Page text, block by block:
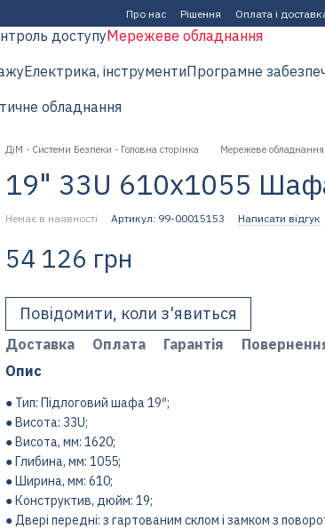
Про нас Рішення Оплата і
доступуМережеве обладнання
Електрика, інструментиПрограмне
обладнання
ДіМ - Системи Безпеки - Головна сторінка Мережеве обладнання
19" 33U 610х1055
Немає в наявності Артикул: 99-00015153 Написати відгук
54 126 грн
Повідомити, коли з'явиться
Доставка Оплата Гарантія
Опис
● Тип: Підлоговий шафа 19″;
● Висота: 33U;
● Висота, мм: 1620;
● Глибина, мм: 1055;
● Ширина, мм: 610;
● Конструктив, дюйм: 19;
● Двері передні: з гартованим склом і замком з